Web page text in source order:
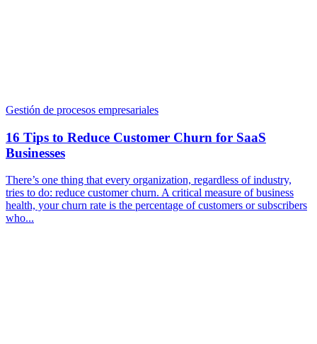
Gestión de procesos empresariales
16 Tips to Reduce Customer Churn for SaaS
Businesses
There’s one thing that every organization, regardless of industry,
tries to do: reduce customer churn. A critical measure of business
health, your churn rate is the percentage of customers or subscribers
who...